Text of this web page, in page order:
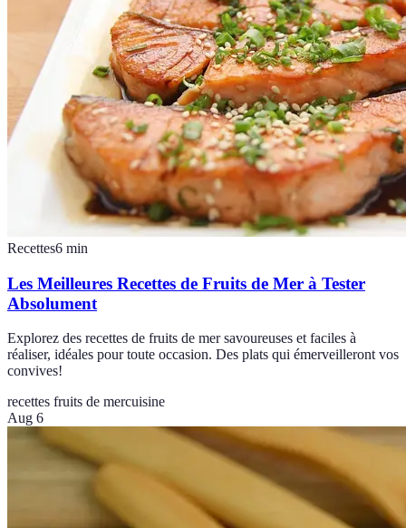
Recettes6 min
Les Meilleures Recettes de Fruits de Mer à Tester
Absolument
Explorez des recettes de fruits de mer savoureuses et faciles à
réaliser, idéales pour toute occasion. Des plats qui émerveilleront vos
convives!
recettes fruits de mercuisine
Aug 6